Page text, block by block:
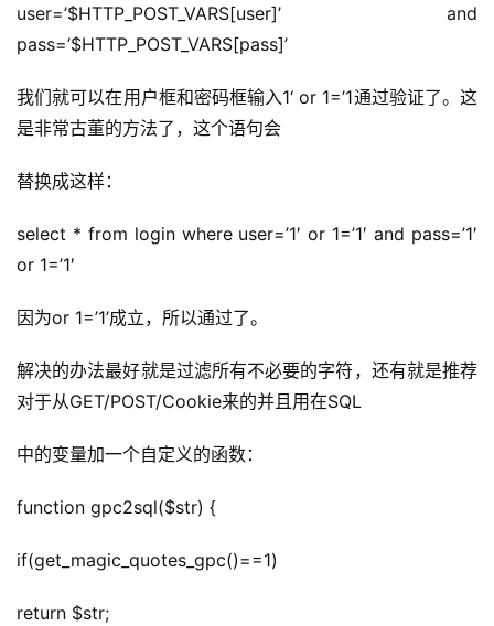
user=’$HTTP_POST_VARS[user]’ and
pass=’$HTTP_POST_VARS[pass]’
我们就可以在用户框和密码框输入1‘ or 1=’1通过验证了。这
是非常古董的方法了，这个语句会
替换成这样：
select * from login where user=’1′ or 1=’1′ and pass=’1′
or 1=’1′
因为or 1=’1’成立，所以通过了。
解决的办法最好就是过滤所有不必要的字符，还有就是推荐
对于从GET/POST/Cookie来的并且用在SQL
中的变量加一个自定义的函数：
function gpc2sql($str) {
if(get_magic_quotes_gpc()==1)
return $str;